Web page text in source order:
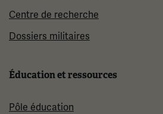
Centre de recherche
Dossiers militaires
Éducation et ressources
Pôle éducation